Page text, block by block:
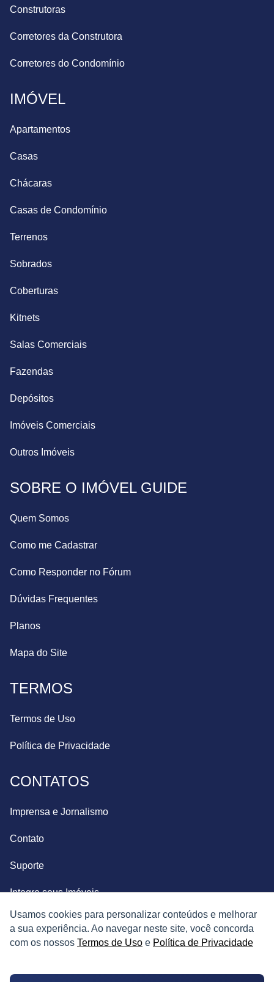
Usamos cookies para personalizar conteúdos e melhorar
a sua experiência. Ao navegar neste site, você concorda
com os nossos Termos de Uso e Política de Privacidade
Construtoras
Corretores da Construtora
Corretores do Condomínio
IMÓVEL
Apartamentos
Casas
Chácaras
Casas de Condomínio
Terrenos
Sobrados
Coberturas
Kitnets
Salas Comerciais
Fazendas
Depósitos
Imóveis Comerciais
Outros Imóveis
SOBRE O IMÓVEL GUIDE
Quem Somos
Como me Cadastrar
Como Responder no Fórum
Dúvidas Frequentes
Planos
Mapa do Site
TERMOS
Termos de Uso
Política de Privacidade
CONTATOS
Imprensa e Jornalismo
Contato
Suporte
Integre seus Imóveis